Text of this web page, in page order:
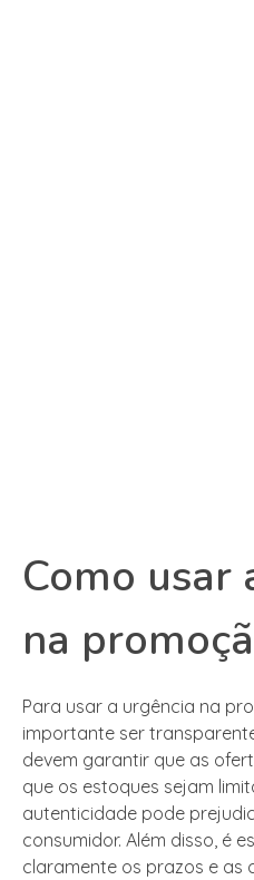
Como usar
na
Para usar a urgência na
importante ser
devem garantir que as
que os estoques sejam
autenticidade pode
consumidor. Além disso, é
claramente os prazos e as